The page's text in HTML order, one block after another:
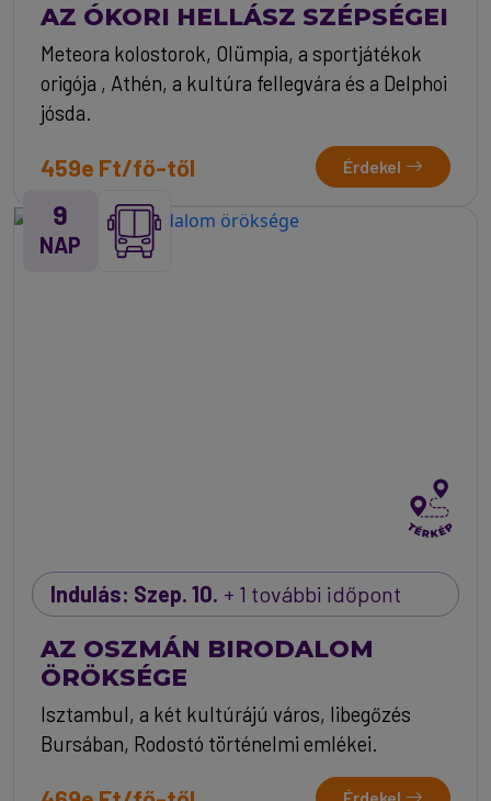
AZ ÓKORI HELLÁSZ SZÉPSÉGEI
Meteora kolostorok, Olümpia, a sportjátékok
origója , Athén, a kultúra fellegvára és a Delphoi
jósda.
459e Ft/fő-től Érdekel
9
NAP
Indulás: Szep. 10. + 1 további időpont
AZ OSZMÁN BIRODALOM
ÖRÖKSÉGE
Isztambul, a két kultúrájú város, libegőzés
Bursában, Rodostó történelmi emlékei.